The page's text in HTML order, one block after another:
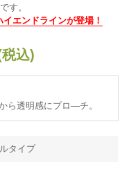
す。
エンドラインが登場！
込)
ら透明感にプロ―チ。
タイプ